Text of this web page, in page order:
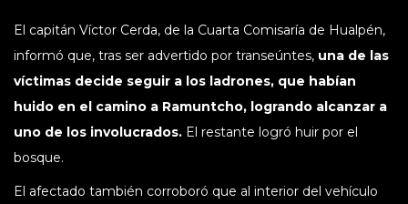
El capitán Víctor Cerda, de la Cuarta Comisaría de Hualpén,
informó que, tras ser advertido por transeúntes, una de las
víctimas decide seguir a los ladrones, que habían
huido en el camino a Ramuntcho, logrando alcanzar a
uno de los involucrados. El restante logró huir por el
bosque.
El afectado también corroboró que al interior del vehículo